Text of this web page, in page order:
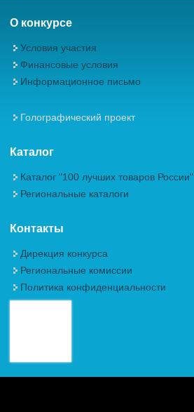
О конкурсе
Условия участия
Финансовые условия
Информационное письмо
Голографический проект
Каталог
Каталог "100 лучших товаров России"
Региональные каталоги
Контакты
Дирекция конкурса
Региональные комиссии
Политика конфиденциальности